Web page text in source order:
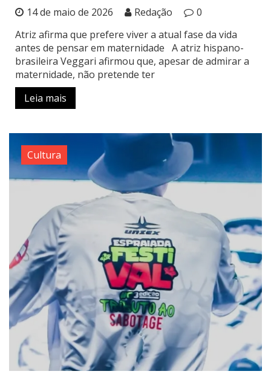
14 de maio de 2026 Redação
0
Atriz afirma que prefere viver a atual fase da vida
antes de pensar em maternidade A atriz hispano-
brasileira Veggari afirmou que, apesar de admirar a
maternidade, não pretende ter
Leia mais
Cultura